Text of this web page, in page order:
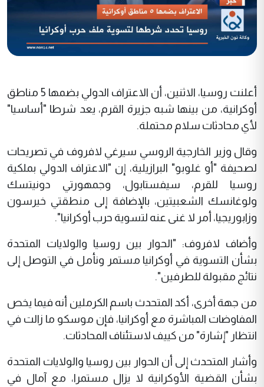
أعلنت روسيا، الاثنين، أن الاعتراف الدولي بضمها 5 مناطق
أوكرانية، من بينها شبه جزيرة القرم، يعد شرطا "أساسيا"
لأي محادثات سلام محتملة.
وقال وزير الخارجية الروسي سيرغي لافروف في تصريحات
لصحيفة "أو غلوبو" البرازيلية، إن "الاعتراف الدولي بملكية
روسيا للقرم، سيفستابول، وجمهورتي دونيتسك
ولوغانسك الشعبيتين، بالإضافة إلى منطقتي خيرسون
وزابوريجيا، أمر لا غنى عنه لتسوية حرب أوكرانيا".
وأضاف لافروف: "الحوار بين روسيا والولايات المتحدة
بشأن التسوية في أوكرانيا مستمر ونأمل في التوصل إلى
نتائج مقبولة للطرفين".
من جهة أخرى، أكد المتحدث باسم الكرملين أنه فيما يخص
المفاوضات المباشرة مع أوكرانيا، فإن موسكو ما زالت في
انتظار "إشارة" من كييف لاستئناف المحادثات.
وأشار المتحدث إلى أن الحوار بين روسيا والولايات المتحدة
بشأن القضية الأوكرانية لا يزال مستمرا، مع آمال في